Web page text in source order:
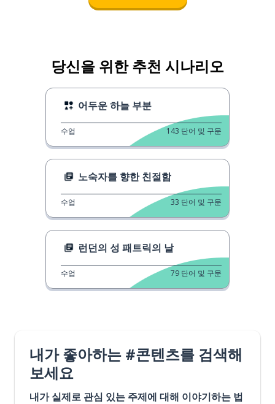
당신을 위한 추천 시나리오
어두운 하늘 부분
수업 143 단어 및 구문
노숙자를 향한 친절함
수업 33 단어 및 구문
런던의 성 패트릭의 날
수업 79 단어 및 구문
내가 좋아하는 #콘텐츠를 검색해
보세요
내가 실제로 관심 있는 주제에 대해 이야기하는 법